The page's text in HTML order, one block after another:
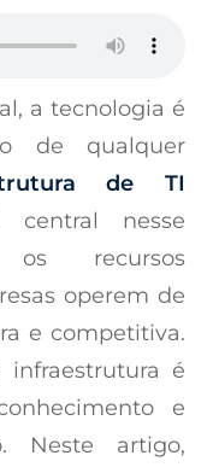
a tecnologia é
de qualquer
de TI
central nesse
os recursos
operem de
e competitiva.
infraestrutura é
e
Neste artigo,